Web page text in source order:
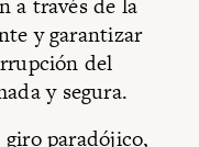
y garantizar
del
y segura.
paradójico,